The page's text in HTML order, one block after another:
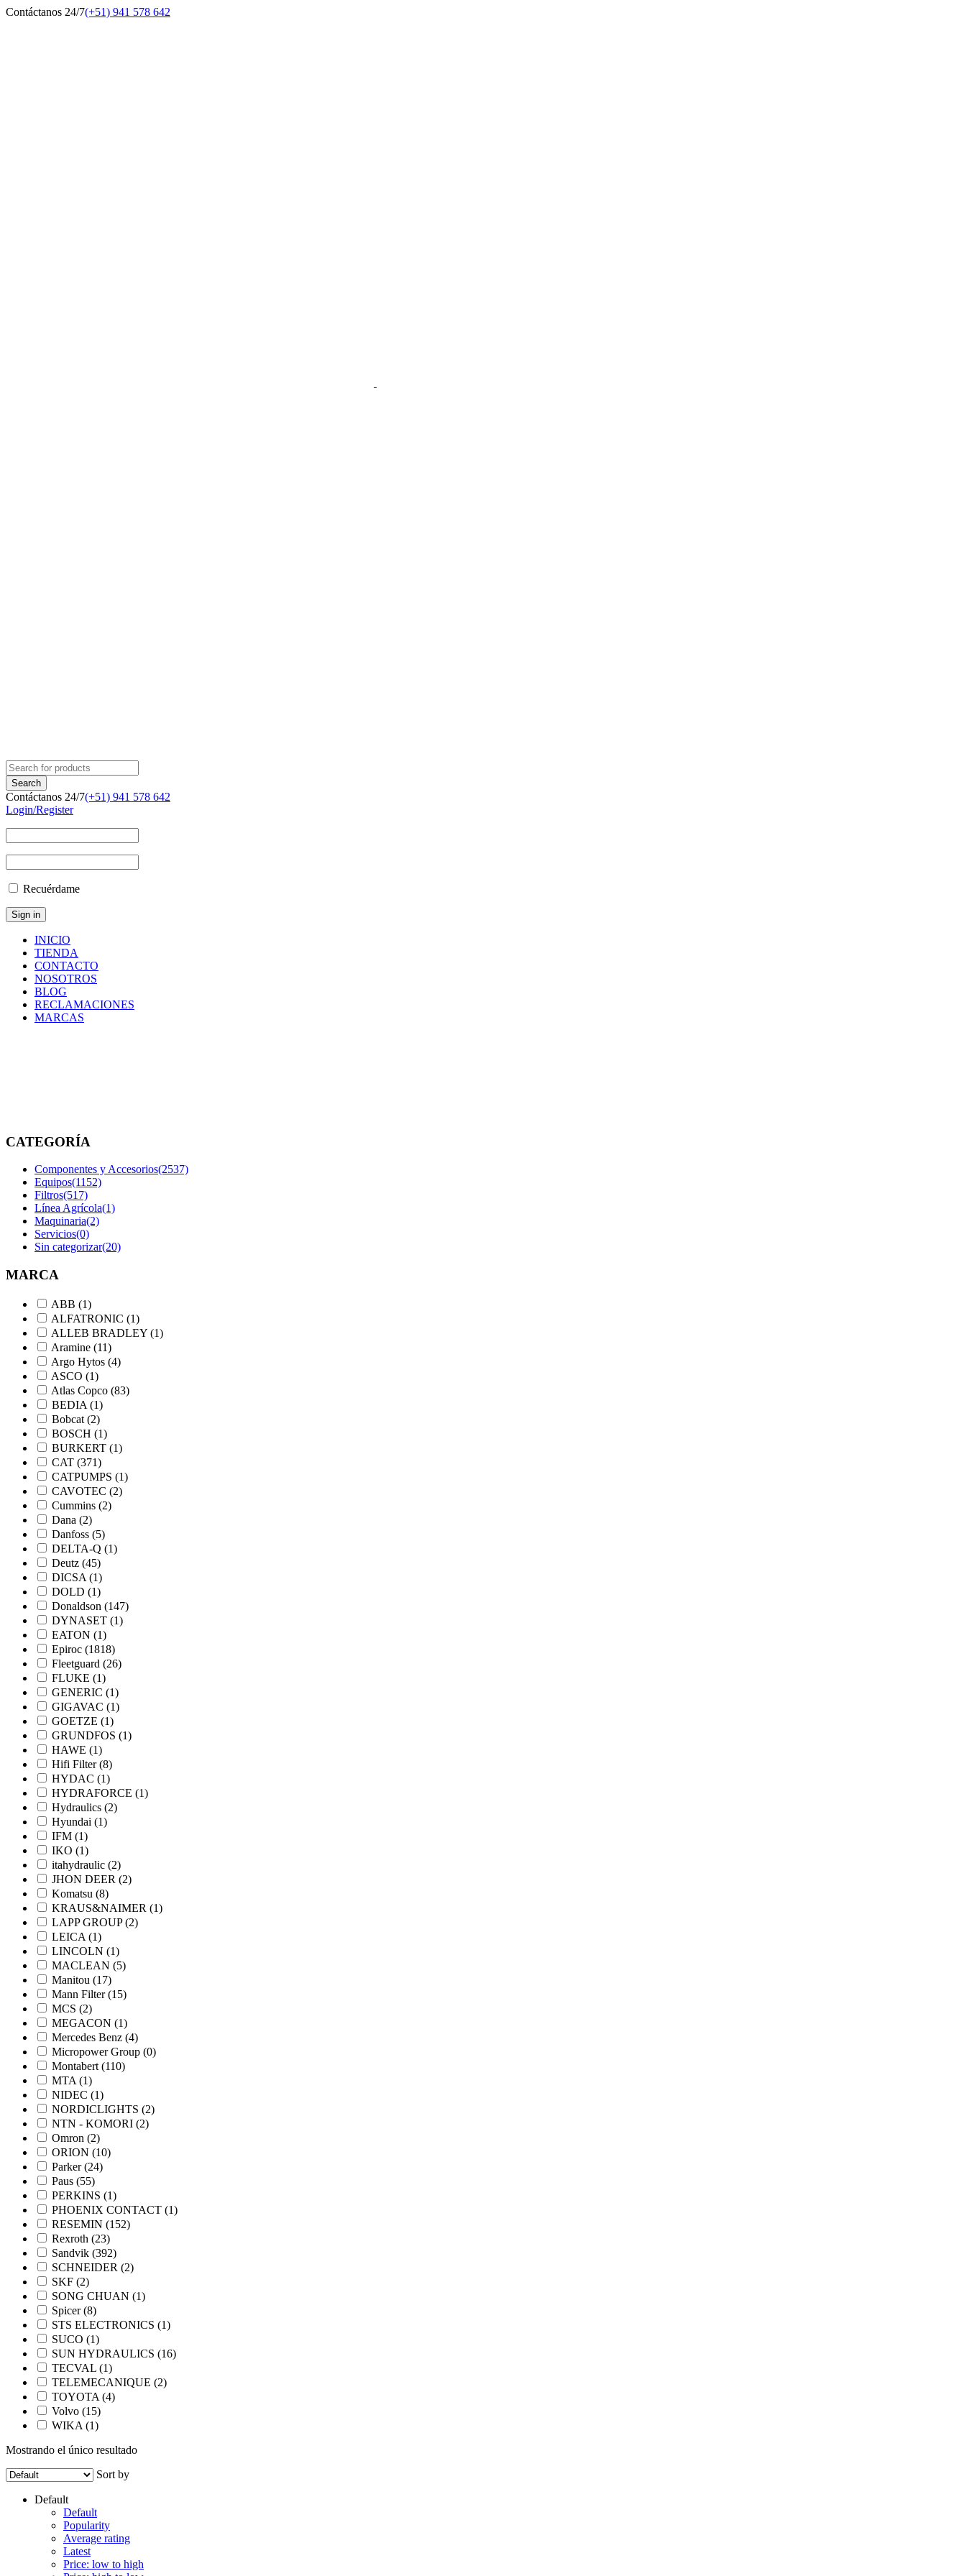
Contáctanos 24/7(+51) 941 578 642
Contáctanos 24/7(+51) 941 578 642
Login/Register
Recuérdame
INICIO
TIENDA
CONTACTO
NOSOTROS
BLOG
RECLAMACIONES
MARCAS
CATEGORÍA
Componentes y Accesorios(2537)
Equipos(1152)
Filtros(517)
Línea Agrícola(1)
Maquinaria(2)
Servicios(0)
Sin categorizar(20)
MARCA
ABB (1)
ALFATRONIC (1)
ALLEB BRADLEY (1)
Aramine (11)
Argo Hytos (4)
ASCO (1)
Atlas Copco (83)
BEDIA (1)
Bobcat (2)
BOSCH (1)
BURKERT (1)
CAT (371)
CATPUMPS (1)
CAVOTEC (2)
Cummins (2)
Dana (2)
Danfoss (5)
DELTA-Q (1)
Deutz (45)
DICSA (1)
DOLD (1)
Donaldson (147)
DYNASET (1)
EATON (1)
Epiroc (1818)
Fleetguard (26)
FLUKE (1)
GENERIC (1)
GIGAVAC (1)
GOETZE (1)
GRUNDFOS (1)
HAWE (1)
Hifi Filter(8)
HYDAC (1)
HYDRAFORCE (1)
Hydraulics (2)
Hyundai (1)
IFM (1)
IKO (1)
itahydraulic (2)
JHON DEER (2)
Komatsu (8)
KRAUS&NAIMER (1)
LAPP GROUP(2)
LEICA (1)
LINCOLN (1)
MACLEAN (5)
Manitou (17)
Mann Filter(15)
MCS (2)
MEGACON (1)
Mercedes Benz (4)
Micropower Group (0)
Montabert (110)
MTA (1)
NIDEC (1)
NORDICLIGHTS (2)
NTN - KOMORI (2)
Omron (2)
ORION (10)
Parker(24)
Paus (55)
PERKINS (1)
PHOENIX CONTACT (1)
RESEMIN (152)
Rexroth (23)
Sandvik (392)
SCHNEIDER (2)
SKF (2)
SONG CHUAN (1)
Spicer(8)
STS ELECTRONICS (1)
SUCO (1)
SUN HYDRAULICS (16)
TECVAL (1)
TELEMECANIQUE (2)
TOYOTA (4)
Volvo (15)
WIKA (1)
Mostrando el único resultado
Sort by
Default
Default
Popularity
Average rating
Latest
Price: low to high